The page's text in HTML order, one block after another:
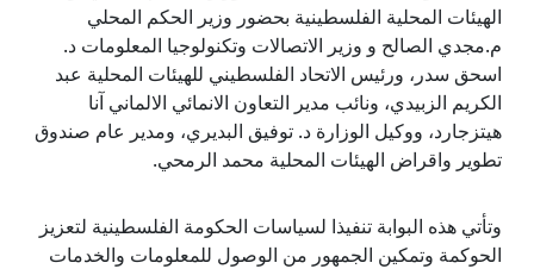
الهيئات المحلية الفلسطينية بحضور وزير الحكم المحلي
م.مجدي الصالح و وزير الاتصالات وتكنولوجيا المعلومات د.
اسحق سدر، ورئيس الاتحاد الفلسطيني للهيئات المحلية عبد
الكريم الزبيدي، ونائب مدير التعاون الانمائي الالماني آنا
هيتزجارد، ووكيل الوزارة د. توفيق البديري، ومدير عام صندوق
تطوير واقراض الهيئات المحلية محمد الرمحي.
وتأتي هذه البوابة تنفيذا لسياسات الحكومة الفلسطينية لتعزيز
الحوكمة وتمكين الجمهور من الوصول للمعلومات والخدمات